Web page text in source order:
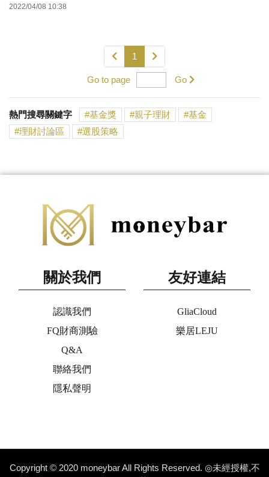
2022/04/08 10:38
1
Go to page Go
熱門搜尋關鍵字 基金獎 親子理財
基金
理財討論區
選股策略
關於我們
認識我們
FQ財商測驗
Q&A
聯絡我們
隱私聲明
友好連結
GliaCloud
樂居LEJU
Copyright © 2020 moneybar All Rights Reserved. ◎未經授權,不